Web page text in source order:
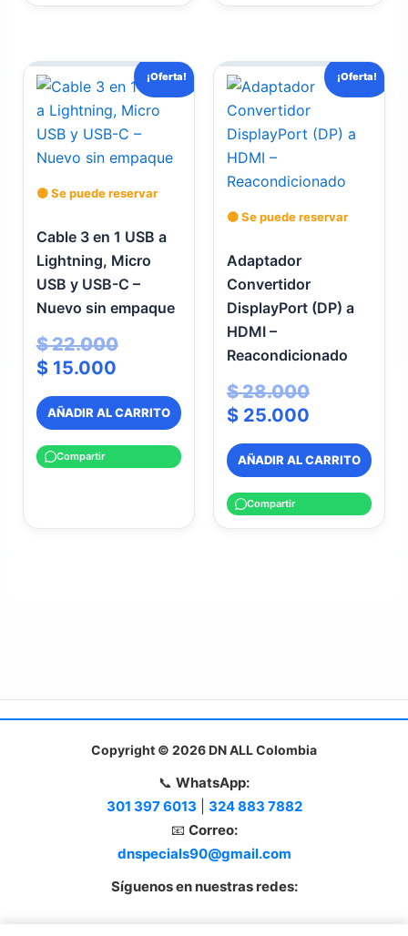
¡Oferta!
🟡 Se puede reservar
Cable 3 en 1 USB a
Lightning, Micro
USB y USB-C –
Nuevo sin empaque
$22.000
El
precio
original
era:
$ 22.000.
$15.000
El
precio
actual
es:
$ 15.000.
AÑADIR AL CARRITO
Compartir
¡Oferta!
🟡 Se puede reservar
Adaptador
Convertidor
DisplayPort (DP) a
HDMI –
Reacondicionado
$28.000
El
precio
era:
$ 25.000
El
precio
es:
AÑADIR AL CARRITO
Compartir
Copyright © 2026 DN ALL Colombia
📞 WhatsApp:
301 397 6013
324 883 7882
📧 Correo:
dnspecials90@gmail.com
Síguenos en nuestras redes: